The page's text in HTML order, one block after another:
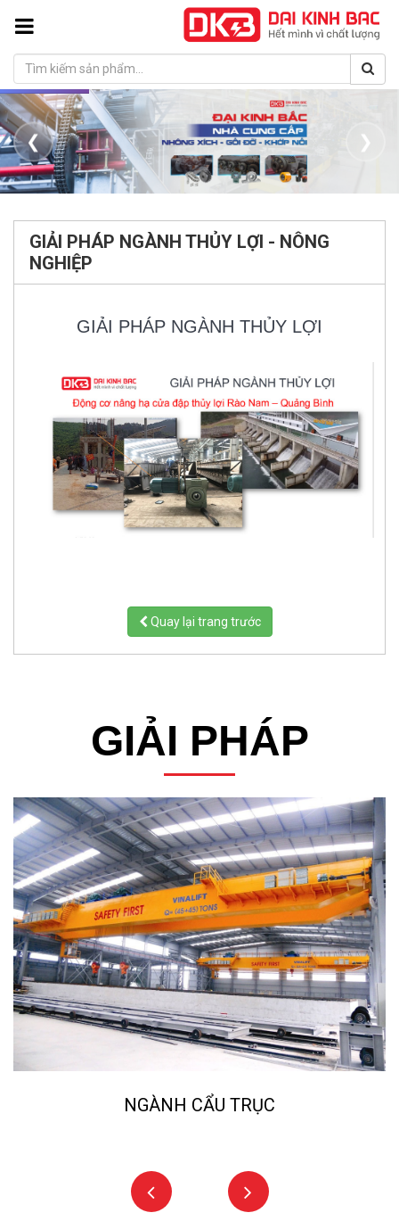
❮ ❯
GIẢI PHÁP NGÀNH THỦY LỢI - NÔNG
NGHIỆP
GIẢI PHÁP NGÀNH THỦY LỢI
Quay lại trang trước
GIẢI PHÁP
NGÀNH CẨU TRỤC